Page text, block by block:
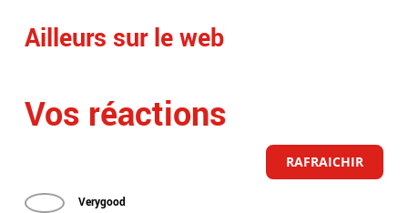
Ailleurs sur le web
Vos réactions
RAFRAICHIR
Verygood